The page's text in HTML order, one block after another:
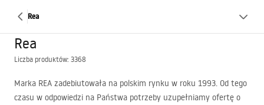
Rea
Rea
Liczba produktów: 3368
Marka REA zadebiutowała na polskim rynku w roku 1993. Od tego
czasu w odpowiedzi na Państwa potrzeby uzupełniamy ofertę o